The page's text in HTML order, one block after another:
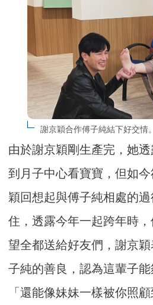
謝京穎合作傅子純結下好交情
由於謝京穎剛生產完，她
到月子中心看寶寶，但如
穎回想起與傅子純相處的
住，透露今年一起跨年時
望全都送給好友們，謝京
子純的善良，認為這輩子能
「還能像妹妹一樣被你照